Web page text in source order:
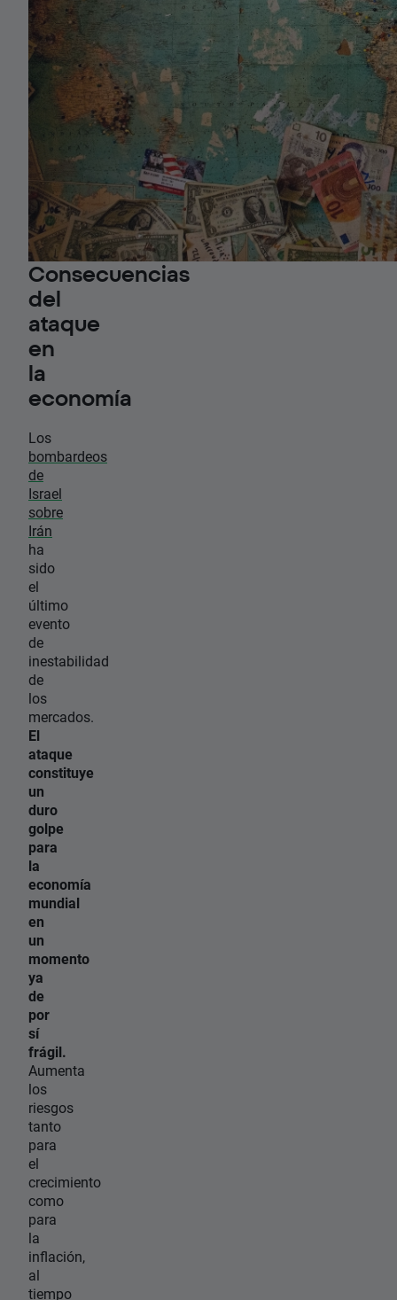
Consecuencias
del
ataque
en
la
economía
Los
bombardeos
de
Israel
sobre
Irán
ha
sido
el
último
evento
de
inestabilidad
de
los
mercados.
El
ataque
constituye
un
duro
golpe
para
la
economía
mundial
en
un
momento
ya
de
por
sí
frágil.
Aumenta
los
riesgos
tanto
para
el
crecimiento
como
para
la
inflación,
al
tiempo